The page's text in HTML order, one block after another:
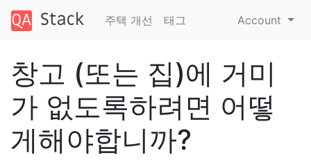
주택 개선 태그 Account
창고 (또는 집)에 거미
가 없도록하려면 어떻
게해야합니까?